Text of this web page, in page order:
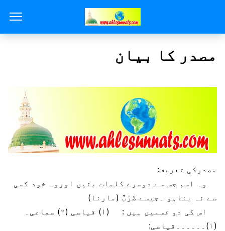
مصدر کا بیان
مصدرکی تعریف:
وہ اسم جس سے دوسرے کلمات بنیں اوروہ خود کسی
سے نہ بناہو ۔جیسے ضَرْبٌ (مارنا)
اس کی دو قسمیں ہیں : (۱) قیاسی (۲) سماعی۔
(۱)۔۔۔۔۔۔قیاسی: